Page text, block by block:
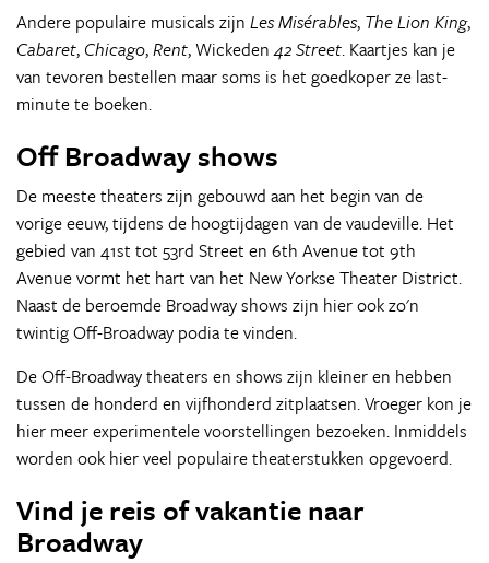
Andere populaire musicals zijn Les Misérables, The Lion King,
Cabaret, Chicago,Rent, Wickeden42 Street. Kaartjes kan je
van tevoren bestellen maar soms is het goedkoper ze last-
minute te boeken.
Off Broadway shows
De meeste theaters zijn gebouwd aan het begin van de
vorige eeuw, tijdens de hoogtijdagen van de vaudeville. Het
gebied van 41st tot 53rd Street en 6th Avenue tot 9th
Avenue vormt het hart van het New Yorkse Theater District.
Naast de beroemde Broadway shows zijn hier ook zo'n
twintig Off-Broadway podia te vinden.
De Off-Broadway theaters en shows zijn kleiner en hebben
tussen de honderd en vijfhonderd zitplaatsen. Vroeger kon je
hier meer experimentele voorstellingen bezoeken. Inmiddels
worden ook hier veel populaire theaterstukken opgevoerd.
Vind je reis of vakantie naar
Broadway